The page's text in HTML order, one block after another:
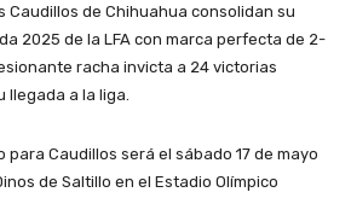
Caudillos de Chihuahua consolidan su
2025 de la LFA con marca perfecta de 2-
racha invicta a 24 victorias
a la liga.
para Caudillos será el sábado 17 de mayo
de Saltillo en el Estadio Olímpico